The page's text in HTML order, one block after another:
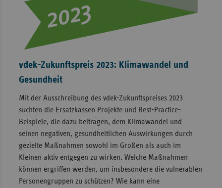
vdek-Zukunftspreis 2023: Klimawandel und
Gesundheit
Mit der Ausschreibung des vdek-Zukunftspreises 2023
suchten die Ersatzkassen Projekte und Best-Practice-
Beispiele, die dazu beitragen, dem Klimawandel und
seinen negativen, gesundheitlichen Auswirkungen durch
gezielte Maßnahmen sowohl im Großen als auch im
Kleinen aktiv entgegen zu wirken. Welche Maßnahmen
können ergriffen werden, um insbesondere die vulnerablen
Personengruppen zu schützen? Wie kann eine